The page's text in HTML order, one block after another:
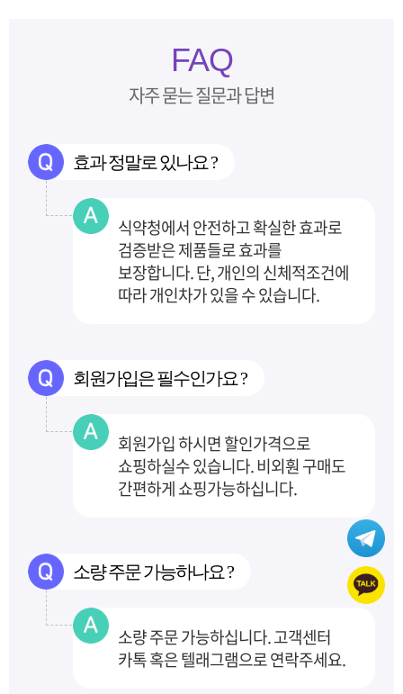
FAQ
자주 묻는 질문과 답변
효과 정말로 있나요 ?
식약청에서 안전하고 확실한 효과로
검증받은 제품들로 효과를
보장합니다.단, 개인의 신체적조건에
따라 개인차가 있을 수 있습니다.
회원가입은 필수인가요 ?
회원가입 하시면 할인가격으로
쇼핑하실수 있습니다. 비외훤 구매도
간편하게 쇼핑가능하십니다.
소량 주문 가능하나요 ?
소량 주문 가능하십니다. 고객센터
카톡 혹은 텔래그램으로 연락주세요.